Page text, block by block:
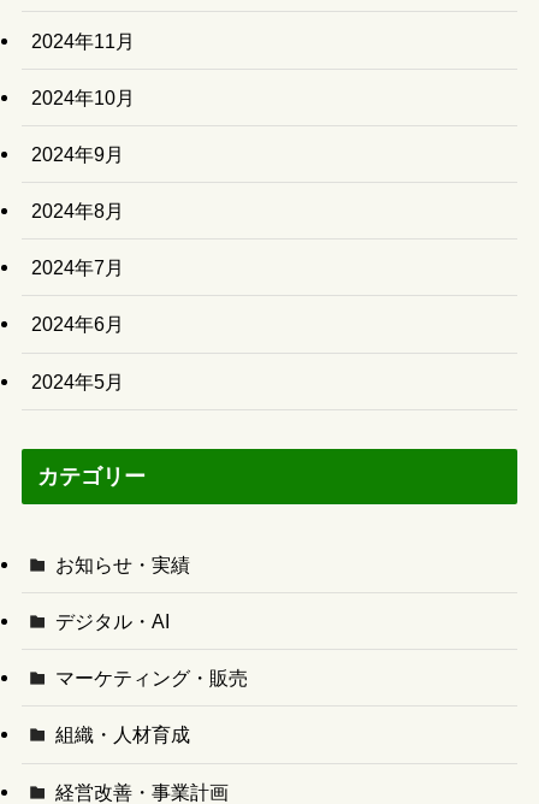
2024年11月
2024年10月
2024年9月
2024年8月
2024年7月
2024年6月
2024年5月
カテゴリー
お知らせ・実績
デジタル・AI
マーケティング・販売
組織・人材育成
経営改善・事業計画